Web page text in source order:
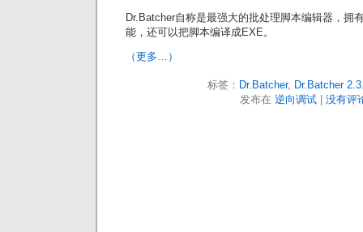
Dr.Batcher自称是最强大的批处理脚本编辑器，拥
能，还可以把脚本编译成EXE。
（更多…）
标签： Dr.Batcher, Dr.Batcher
发布在 逆向调试| 没有评